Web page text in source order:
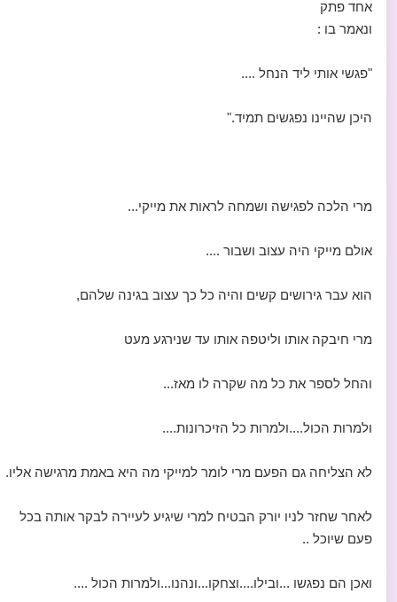
אחד פתק
ונאמר בו :
"פגשי אותי ליד הנחל ....
היכן שהיינו נפגשים תמיד."
מרי הלכה לפגישה ושמחה לראות את מייקי...
אולם מייקי היה עצוב ושבור ....
הוא עבר גירושים קשים והיה כל כך עצוב בגינה שלהם,
מרי חיבקה אותו וליטפה אותו עד שנירגע מעט
והחל לספר את כל מה שקרה לו מאז...
ולמרות הכול....ולמרות כל הזיכרונות....
לא הצליחה גם הפעם מרי לומר למייקי מה היא באמת מרגישה אליו.
לאחר שחזר לניו יורק הבטיח למרי שיגיע לעיירה לבקר אותה בכל
פעם שיוכל ..
ואכן הם נפגשו ...ובילו....וצחקו...ונהנו...ולמרות הכול ....